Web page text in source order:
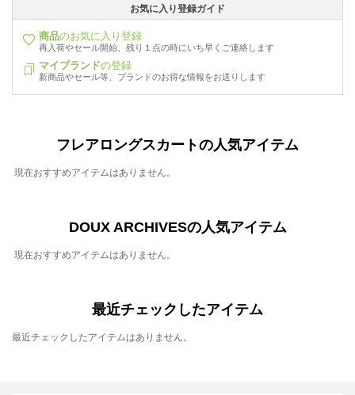
お気に入り登録ガイド
商品のお気に入り登録
再入荷やセール開始、残り１点の時にいち早くご連絡します
マイブランドの登録
新商品やセール等、ブランドのお得な情報をお送りします
フレアロングスカートの人気アイテム
現在おすすめアイテムはありません。
DOUX ARCHIVESの人気アイテム
現在おすすめアイテムはありません。
最近チェックしたアイテム
最近チェックしたアイテムはありません。